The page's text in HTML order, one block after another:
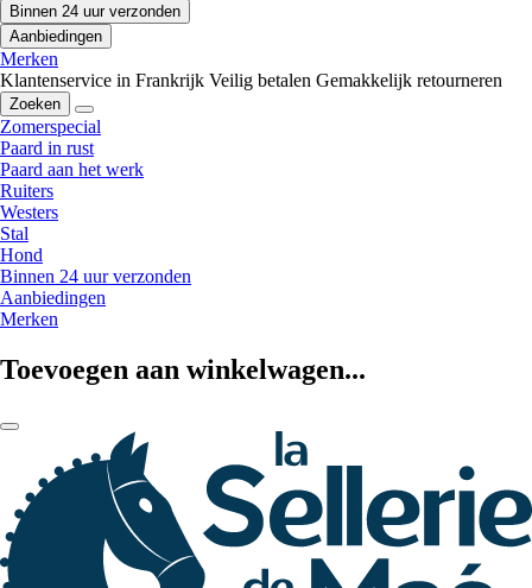
Binnen 24 uur verzonden
Aanbiedingen
Merken
Klantenservice in Frankrijk Veilig betalen Gemakkelijk retourneren
Zoeken
Zomerspecial
Paard in rust
Paard aan het werk
Ruiters
Westers
Stal
Hond
Binnen 24 uur verzonden
Aanbiedingen
Merken
Toevoegen aan winkelwagen...